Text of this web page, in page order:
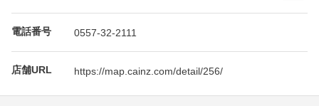
電話番号 0557-32-2111
店舗URL https://map.cainz.com/detail/256/